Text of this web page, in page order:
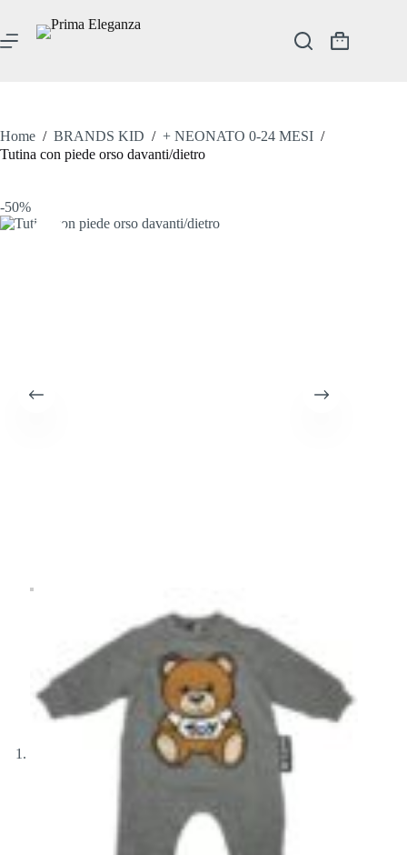
contenuto
Carrello
Home / BRANDS KID / + NEONATO 0-24 MESI /
Tutina con piede orso davanti/dietro
-50%